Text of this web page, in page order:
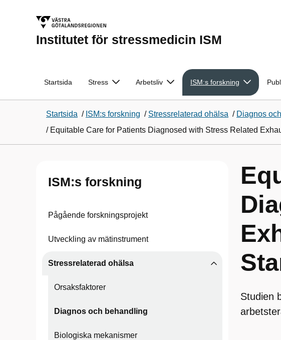
Institutet för stressmedicin ISM
Startsida Stress Arbetsliv ISM:s forskning
Startsida / ISM:s forskning / Stressrelaterad ohälsa / Diagnos
/ Equitable Care for Patients Diagnosed with Stress Related
ISM:s forskning
Pågående forskningsprojekt
Utveckling av mätinstrument
Stressrelaterad ohälsa
Orsaksfaktorer
Diagnos och behandling
Biologiska mekanismer
Studien